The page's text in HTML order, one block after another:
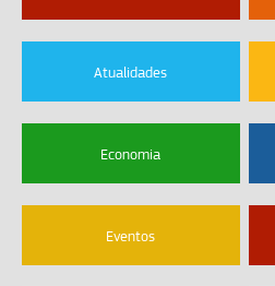
Atualidades
Economia
Eventos